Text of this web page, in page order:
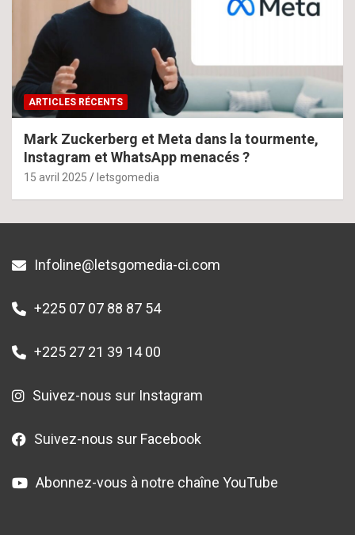
ARTICLES RÉCENTS
Mark Zuckerberg et Meta dans la tourmente,
Instagram et WhatsApp menacés ?
15 avril 2025 letsgomedia
Infoline@letsgomedia-ci.com
+225 07 07 88 87 54
+225 27 21 39 14 00
Suivez-nous sur Instagram
Suivez-nous sur Facebook
Abonnez-vous à notre chaîne YouTube